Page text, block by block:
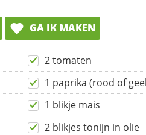
GA IK MAKEN
2 tomaten
1 paprika (rood of
1 blikje mais
2 blikjes tonijn in olie